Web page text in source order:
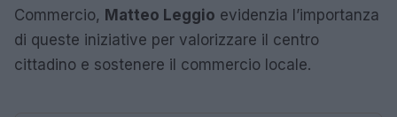
Commercio, Matteo Leggio evidenzia l’importanza
di queste iniziative per valorizzare il centro
cittadino e sostenere il commercio locale.